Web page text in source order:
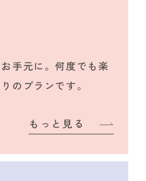
手元に。何度でも楽
のプランです。
もっと見る